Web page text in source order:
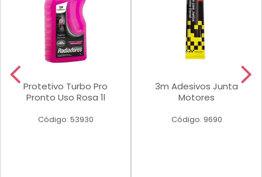
Protetivo Turbo Pro
Pronto Uso Rosa 1l
Código: 53930
3m Adesivos Junta
Motores
Código: 9690